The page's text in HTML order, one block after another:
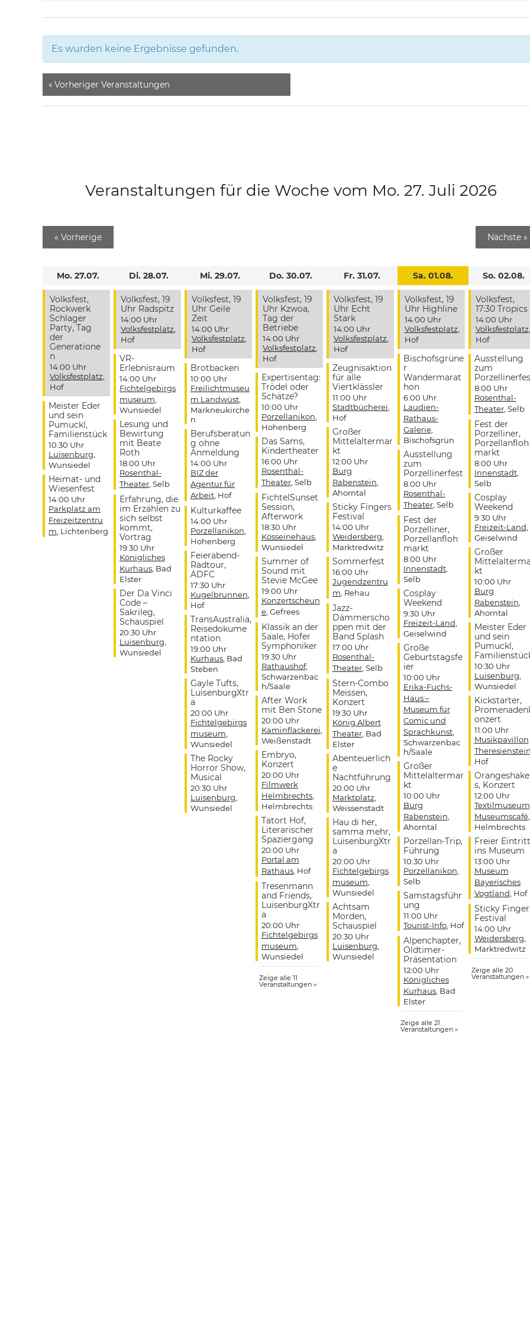
Es wurden keine Ergebnisse gefunden.
« Vorheriger Veranstaltungen
Veranstaltungen für die Woche vom Mo. 27. Juli 2026
« Vorherige Nächste »
Mo. 27.07.
Volksfest,
Rockwerk
Schlager
Party, Tag
der
Generatione
n
14:00 Uhr
Volksfestplatz,
Hof
Meister Eder
und sein
Pumuckl,
Familienstück
10:30 Uhr
Luisenburg,
Wunsiedel
Heimat- und
Wiesenfest
14:00 Uhr
Parkplatz am
Freizeitzentru
m, Lichtenberg
Di. 28.07.
Volksfest, 19
Uhr Radspitz
14:00 Uhr
Volksfestplatz,
Hof
VR-
Erlebnisraum
14:00 Uhr
Fichtelgebirgs
museum,
Wunsiedel
Lesung und
Bewirtung
mit Beate
Roth
18:00 Uhr
Rosenthal-
Theater, Selb
Erfahrung, die
im Erzählen zu
sich selbst
kommt,
Vortrag
19:30 Uhr
Königliches
Kurhaus, Bad
Elster
Der Da Vinci
Code –
Sakrileg,
Schauspiel
20:30 Uhr
Luisenburg,
Wunsiedel
Mi. 29.07.
Volksfest, 19
Uhr Geile
Zeit
14:00 Uhr
Volksfestplatz,
Hof
Brotbacken
10:00 Uhr
Freilichtmuseu
m Landwüst,
Markneukirche
n
Berufsberatun
g ohne
Anmeldung
14:00 Uhr
BIZ der
Agentur für
Arbeit, Hof
Kulturkaffee
14:00 Uhr
Porzellanikon,
Hohenberg
Feierabend-
Radtour,
ADFC
17:30 Uhr
Kugelbrunnen,
Hof
TransAustralia,
Reisedokume
ntation
19:00 Uhr
Kurhaus, Bad
Steben
Gayle Tufts,
LuisenburgXtr
a
20:00 Uhr
Fichtelgebirgs
museum,
Wunsiedel
The Rocky
Horror Show,
Musical
20:30 Uhr
Luisenburg,
Wunsiedel
Do. 30.07.
Volksfest, 19
Uhr Kzwoa,
Tag der
Betriebe
14:00 Uhr
Volksfestplatz,
Hof
Expertisentag:
Trödel oder
Schätze?
10:00 Uhr
Porzellanikon,
Hohenberg
Das Sams,
Kindertheater
16:00 Uhr
Rosenthal-
Theater, Selb
FichtelSunset
Session,
Afterwork
18:30 Uhr
Kösseinehaus,
Wunsiedel
Summer of
Sound mit
Stevie McGee
19:00 Uhr
Konzertscheun
e, Gefrees
Klassik an der
Saale, Hofer
Symphoniker
19:30 Uhr
Rathaushof,
Schwarzenbac
h/Saale
After Work
mit Ben Stone
20:00 Uhr
Kaminflackerei,
Weißenstadt
Embryo,
Konzert
20:00 Uhr
Filmwerk
Helmbrechts,
Helmbrechts
Tatort Hof,
Literarischer
Spaziergang
20:00 Uhr
Portal am
Rathaus, Hof
Tresenmann
and Friends,
LuisenburgXtr
a
20:00 Uhr
Fichtelgebirgs
museum,
Wunsiedel
Zeige alle 11
Veranstaltungen »
Fr. 31.07.
Volksfest, 19
Uhr Echt
Stark
14:00 Uhr
Volksfestplatz,
Hof
Zeugnisaktion
für alle
Viertklässler
11:00 Uhr
Stadtbücherei,
Hof
Großer
Mittelaltermar
kt
12:00 Uhr
Burg
Rabenstein,
Ahorntal
Sticky Fingers
Festival
14:00 Uhr
Weidersberg,
Marktredwitz
Sommerfest
16:00 Uhr
Jugendzentru
m, Rehau
Jazz-
Dämmerscho
ppen mit der
Band Splash
17:00 Uhr
Rosenthal-
Theater, Selb
Stern-Combo
Meissen,
Konzert
19:30 Uhr
König Albert
Theater, Bad
Elster
Abenteuerlich
e
Nachtführung
20:00 Uhr
Marktplatz,
Weissenstadt
Hau di her,
samma mehr,
LuisenburgXtr
a
20:00 Uhr
Fichtelgebirgs
museum,
Wunsiedel
Achtsam
Morden,
Schauspiel
20:30 Uhr
Luisenburg,
Wunsiedel
Sa. 01.08.
Volksfest, 19
Uhr Highline
14:00 Uhr
Volksfestplatz,
Hof
Bischofsgrüne
r
Wandermarat
hon
6:00 Uhr
Laudien-
Rathaus-
Galerie,
Bischofsgrün
Ausstellung
zum
Porzellinerfest
8:00 Uhr
Rosenthal-
Theater, Selb
Fest der
Porzelliner,
Porzellanfloh
markt
8:00 Uhr
Innenstadt,
Selb
Cosplay
Weekend
9:30 Uhr
Freizeit-Land,
Geiselwind
Große
Geburtstagsfe
ier
10:00 Uhr
Erika-Fuchs-
Haus –
Museum für
Comic und
Sprachkunst,
Schwarzenbac
h/Saale
Großer
Mittelaltermar
kt
10:00 Uhr
Burg
Rabenstein,
Ahorntal
Porzellan-Trip,
Führung
10:30 Uhr
Porzellanikon,
Selb
Samstagsführ
ung
11:00 Uhr
Tourist-Info, Hof
Alpenchapter,
Oldtimer-
Präsentation
12:00 Uhr
Königliches
Kurhaus, Bad
Elster
Zeige alle 21
Veranstaltungen »
So. 02.08.
Volksfest,
17:30 Tropics
14:00 Uhr
Volksfestplatz,
Hof
Ausstellung
zum
8:00 Uhr
Rosenthal-
Theater, Selb
Fest der
Porzelliner,
Porzellanfloh
markt
8:00 Uhr
Innenstadt,
Selb
Cosplay
Weekend
9:30 Uhr
Freizeit-Land,
Geiselwind
Großer
kt
10:00 Uhr
Burg
Rabenstein,
Ahorntal
Meister Eder
und sein
Pumuckl,
10:30 Uhr
Luisenburg,
Wunsiedel
Kickstarter,
onzert
11:00 Uhr
Musikpavillon
Hof
s, Konzert
12:00 Uhr
Museumscafé,
Helmbrechts
Freier Eintritt
ins Museum
13:00 Uhr
Museum
Bayerisches
Vogtland, Hof
Sticky
Festival
14:00 Uhr
Weidersberg,
Marktredwitz
Zeige alle 20
Veranstaltungen »